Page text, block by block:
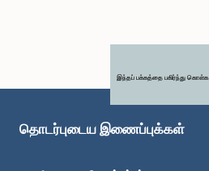
இந்தப் பக்கத்தை பகிர்ந்து கொள்க
தொடர்புடைய இணைப்புக்கள்